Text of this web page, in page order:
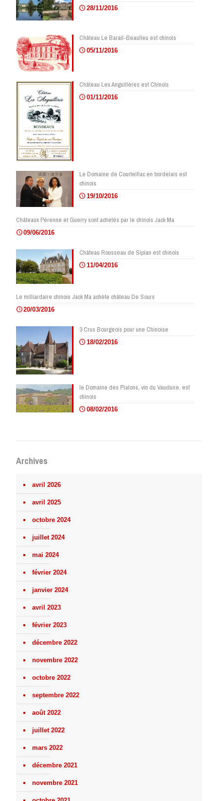
28/11/2016
Château Le Barail-Beaulieu est chinois
05/11/2016
Château Les Anguillères est Chinois
01/11/2016
Le Domaine de Courteillac en bordelais est
chinois
19/10/2016
Châteaux Pérenne et Guerry sont achetés par le chinois Jack Ma
09/06/2016
Château Rousseau de Sipian est chinois
11/04/2016
Le milliardaire chinois Jack Ma achète château De Sours
20/03/2016
3 Crus Bourgeois pour une Chinoise
18/02/2016
le Domaine des Pialons, vin du Vaucluse, est
chinois
08/02/2016
Archives
avril 2026
avril 2025
octobre 2024
juillet 2024
mai 2024
février 2024
janvier 2024
avril 2023
février 2023
décembre 2022
novembre 2022
octobre 2022
septembre 2022
août 2022
juillet 2022
mars 2022
décembre 2021
novembre 2021